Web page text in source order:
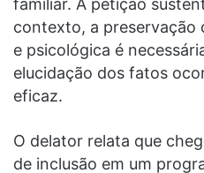
contexto, a preservação
e psicológica é
elucidação dos fatos
eficaz.
O delator relata que
de inclusão em um